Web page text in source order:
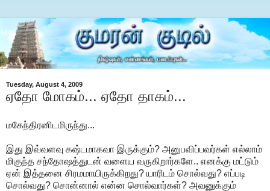
Tuesday, August 4, 2009
ஏதோ மோகம்... ஏதோ தாகம்...
மகேந்திரனிடமிருந்து...
இது இவ்வளவு கஷ்டமாகவா இருக்கும்? அனுபவிப்பவர்கள் எல்லாம்
மிகுந்த சந்தோஷத்துடன் வளைய வருகிறார்களே.. எனக்கு மட்டும்
ஏன் இத்தனை சிரமமாயிருக்கிறது? யாரிடம் சொல்வது? எப்படி
சொல்வது? சொன்னால் என்ன சொல்வார்கள்? அவனுக்கும்